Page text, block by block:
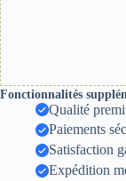
Fonctionnalités
Qualité
Paiements
Satisfaction
Expédition